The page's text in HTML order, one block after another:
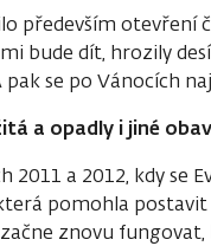
především otevření
bude dít, hrozily
se po Vánocích
a opadly i jiné
a 2012, kdy se
pomohla
znovu